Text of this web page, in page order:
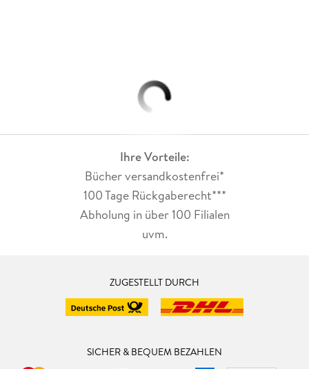
Ihre Vorteile:
Bücher versandkostenfrei*
100 Tage Rückgaberecht***
Abholung in über 100 Filialen
uvm.
ZUGESTELLT DURCH
SICHER & BEQUEM BEZAHLEN